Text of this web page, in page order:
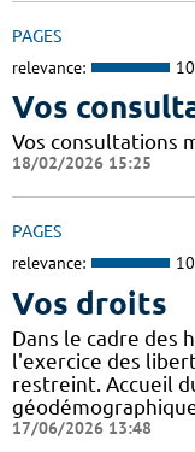
PAGES
relevance:
Vos
Vos consultations
18/02/2026 15:25
PAGES
relevance:
Vos droits
Dans le cadre des
l'exercice des
restreint. Accueil
17/06/2026 13:48